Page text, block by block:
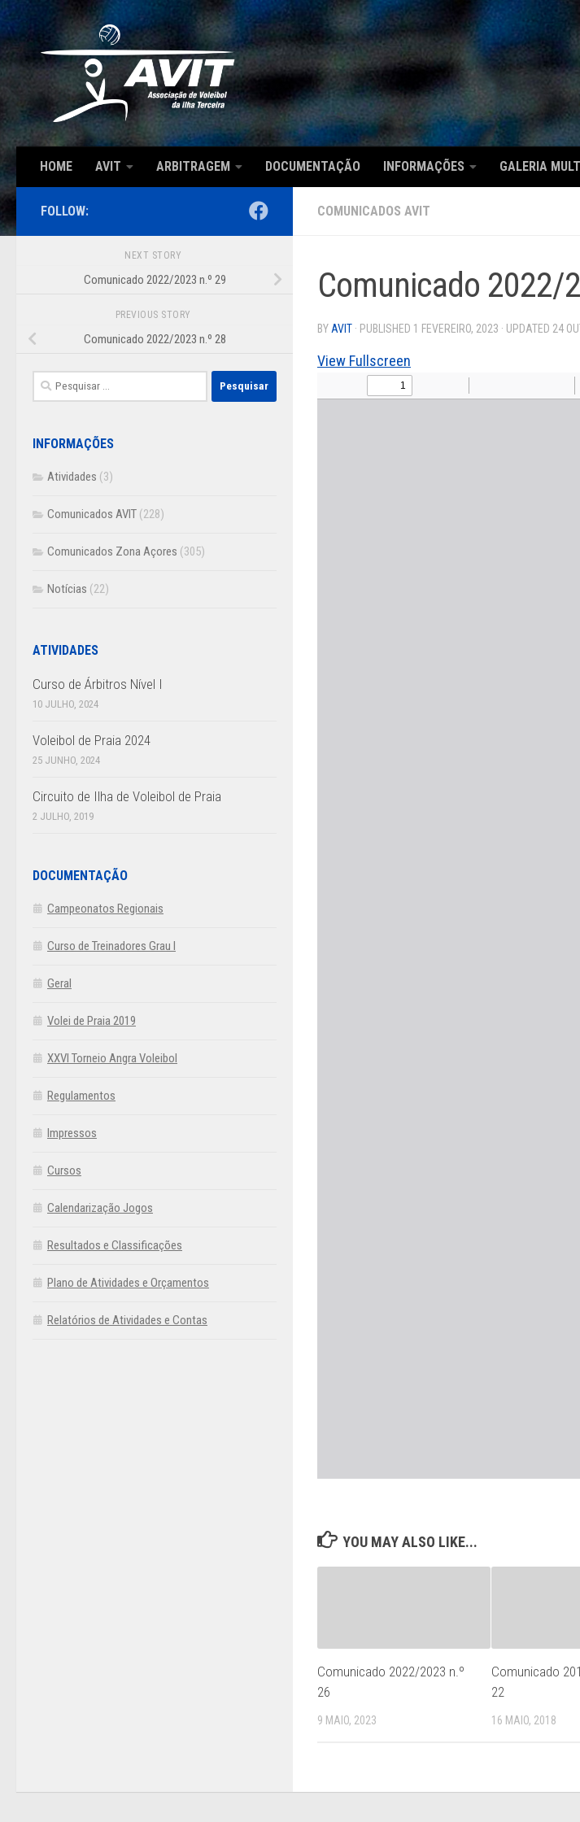
Skip to content
HOME AVIT ARBITRAGEM DOCUMENTAÇÃO INFORMAÇÕES GALERIA
COMUNICADOS AVIT
Comunicado 2022/
BY AVIT · PUBLISHED 1 FEVEREIRO, 2023 · UPDATED 24
View Fullscreen
YOU MAY ALSO LIKE...
Comunicado 2022/2023 n.º
26
9 MAIO, 2023
Comunicado
22
16 MAIO, 2018
FOLLOW:
NEXT STORY
Comunicado 2022/2023 n.º 29
PREVIOUS STORY
Comunicado 2022/2023 n.º 28
Pesquisar
por:
INFORMAÇÕES
Atividades (3)
Comunicados AVIT (228)
Comunicados Zona Açores (305)
Notícias (22)
ATIVIDADES
Curso de Árbitros Nível I
10 JULHO, 2024
Voleibol de Praia 2024
25 JUNHO, 2024
Circuito de Ilha de Voleibol de Praia
2 JULHO, 2019
DOCUMENTAÇÃO
Campeonatos Regionais
Curso de Treinadores Grau I
Geral
Volei de Praia 2019
XXVI Torneio Angra Voleibol
Regulamentos
Impressos
Cursos
Calendarização Jogos
Resultados e Classificações
Plano de Atividades e Orçamentos
Relatórios de Atividades e Contas